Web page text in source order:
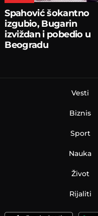
Spahović šokantno
izgubio, Bugarin
izviždan i pobedio u
Beogradu
Vesti
Biznis
Sport
Nauka
Život
Rijaliti